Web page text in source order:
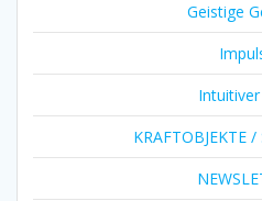
Geistige
KRAFTOBJEKTE